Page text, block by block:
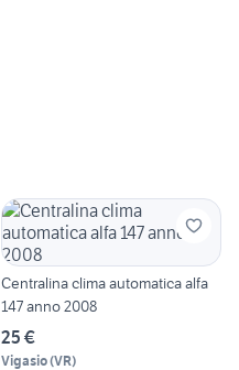
Centralina clima automatica alfa
147 anno 2008
25 €
Vigasio(VR)